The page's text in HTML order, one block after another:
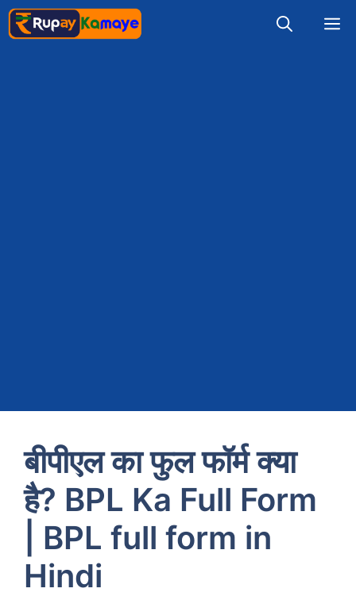
बीपीएल का फुल फॉर्म क्या
है? BPL Ka Full Form
| BPL full form in
Hindi